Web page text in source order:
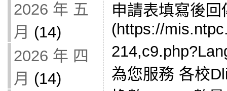
2026 年 五
月 (14)
2026 年 四
月 (14)
申請表填寫後回
(https://
為您服務 各校